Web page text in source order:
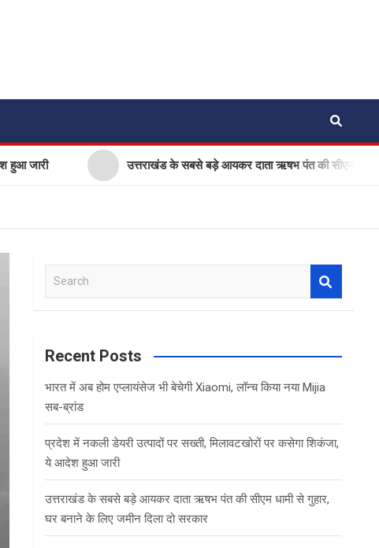
उत्तराखंड के सबसे बड़े आयकर दाता ऋषभ पंत की सीएम धामी से गुहार, घर
a
c
Recent Posts
भारत में अब होम एप्लायंसेज भी बेचेगी Xiaomi, लॉन्च किया नया Mijia
सब-ब्रांड
प्रदेश में नकली डेयरी उत्पादों पर सख्ती, मिलावटखोरों पर कसेगा शिकंजा,
ये आदेश हुआ जारी
उत्तराखंड के सबसे बड़े आयकर दाता ऋषभ पंत की सीएम धामी से गुहार,
घर बनाने के लिए जमीन दिला दो सरकार